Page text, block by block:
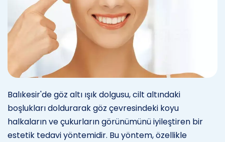
Balıkesir'de göz altı ışık dolgusu, cilt altındaki
boşlukları doldurarak göz çevresindeki koyu
halkaların ve çukurların görünümünü iyileştiren bir
estetik tedavi yöntemidir. Bu yöntem, özellikle